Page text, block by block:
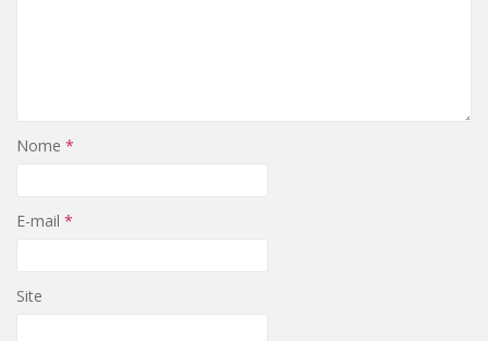
Nome *
E-mail *
Site